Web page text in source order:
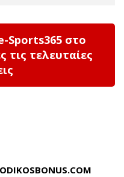
Sports365 στο
τις τελευταίες